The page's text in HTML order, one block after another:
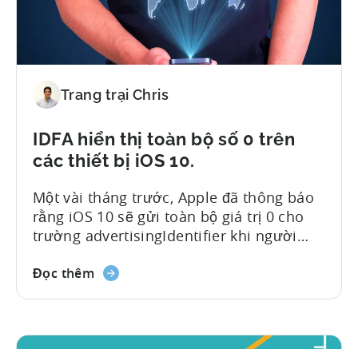
Trang trại Chris
IDFA hiển thị toàn bộ số 0 trên
các thiết bị iOS 10.
Một vài tháng trước, Apple đã thông báo
rằng iOS 10 sẽ gửi toàn bộ giá trị 0 cho
trường advertisingIdentifier khi người
quảng cáo. Theo dữ liệu tổng hợp của
còn duy nhất cho một thiết bị cụ thể. Như
Đọc thêm